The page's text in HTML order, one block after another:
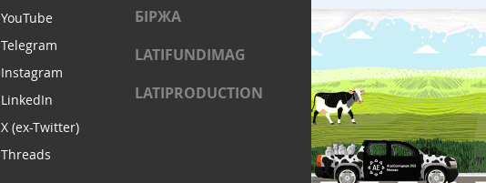
YouTube
Telegram
Instagram
LinkedIn
X (ex-Twitter)
Threads
БІРЖА
LATIFUNDIMAG
LATIPRODUCTION